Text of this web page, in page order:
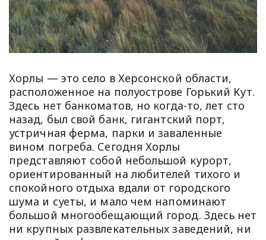
Хорлы — это село в Херсонской области,
расположенное на полуострове Горький Кут.
Здесь нет банкоматов, но когда-то, лет сто
назад, был свой банк, гигантский порт,
устричная ферма, парки и заваленные
вином погреба. Сегодня Хорлы
представляют собой небольшой курорт,
ориентированный на любителей тихого и
спокойного отдыха вдали от городского
шума и суеты, и мало чем напоминают
большой многообещающий город. Здесь нет
ни крупных развлекательных заведений, ни